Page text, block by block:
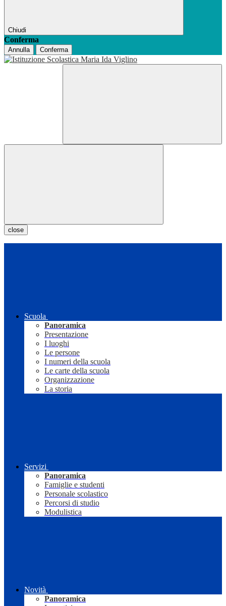
Chiudi
Conferma
Annulla Conferma
close
Scuola
Panoramica
Presentazione
I luoghi
Le persone
I numeri della scuola
Le carte della scuola
Organizzazione
La storia
Servizi
Panoramica
Famiglie e studenti
Personale scolastico
Percorsi di studio
Modulistica
Novità
Panoramica